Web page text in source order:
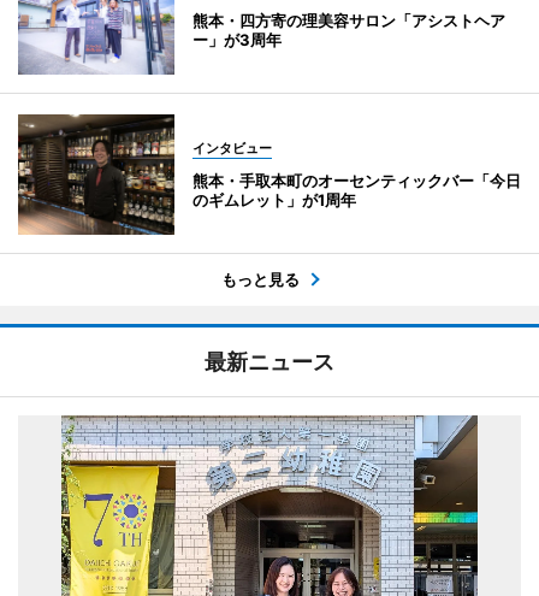
熊本・四方寄の理美容サロン「アシストヘア
ー」が3周年
インタビュー
熊本・手取本町のオーセンティックバー「今日
のギムレット」が1周年
もっと見る
最新ニュース